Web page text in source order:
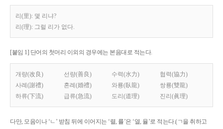
리(里): 몇 리냐?
리(理): 그럴 리가 없다.
[붙임 1] 단어의 첫머리 이외의 경우에는 본음대로 적는다.
개량(改良) 선량(善良) 수력(水力)
협력(協力)
사례(謝禮)
혼례(婚禮) 와룡(臥龍)
쌍룡(雙龍)
하류(下流)
급류(急流) 도리(道理) 진리(眞理)
다만, 모음이나 ‘ㄴ’ 받침 뒤에 이어지는 ‘렬, 률’은 ‘열, 율’로 적는다.(ㄱ을 취하고